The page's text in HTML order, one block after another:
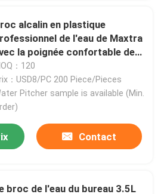
alcalin en plastique
de l'eau de Maxtra
la poignée confortable de
：120
：USD8/PC 200 Piece/Pieces
Pitcher sample is available (Min.
Contact
broc de l'eau du bureau 3.5L